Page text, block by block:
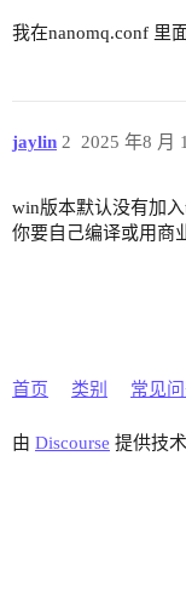
我在nanomq.conf 里
jaylin 2025 年8 月
2
win版本默认没有加
你要自己编译或用商
首页 类别 常见
由 Discourse 提供技